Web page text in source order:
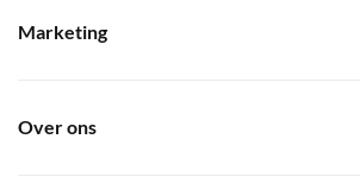
Marketing
Over ons